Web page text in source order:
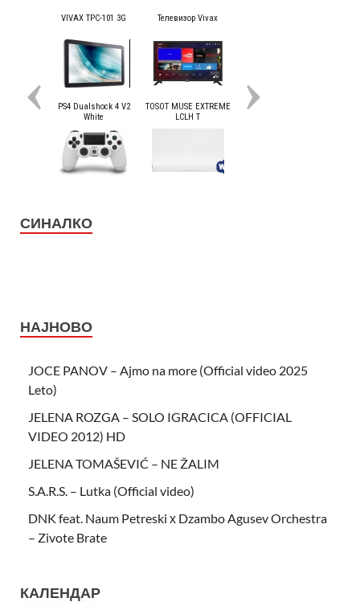
СИНАЛКО
НАЈНОВО
JOCE PANOV – Ajmo na more (Official video 2025
Leto)
JELENA ROZGA – SOLO IGRACICA (OFFICIAL
VIDEO 2012) HD
JELENA TOMAŠEVIĆ – NE ŽALIM
S.A.R.S. – Lutka (Official video)
DNK feat. Naum Petreski х Dzambo Agusev Orchestra
– Zivote Brate
КАЛЕНДАР